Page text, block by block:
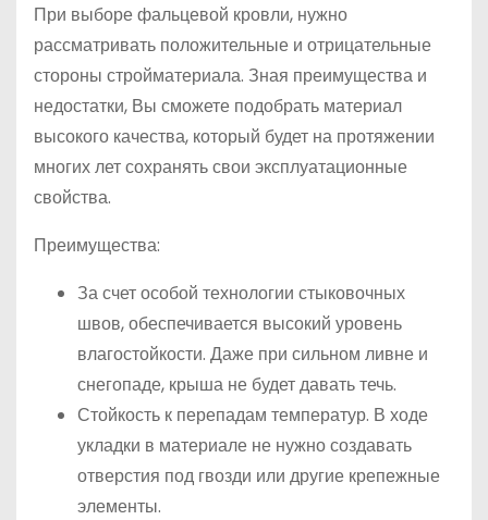
При выборе фальцевой кровли, нужно
рассматривать положительные и отрицательные
стороны стройматериала. Зная преимущества и
недостатки, Вы сможете подобрать материал
высокого качества, который будет на протяжении
многих лет сохранять свои эксплуатационные
свойства.
Преимущества:
За счет особой технологии стыковочных
швов, обеспечивается высокий уровень
влагостойкости. Даже при сильном ливне и
снегопаде, крыша не будет давать течь.
Стойкость к перепадам температур. В ходе
укладки в материале не нужно создавать
отверстия под гвозди или другие крепежные
элементы.